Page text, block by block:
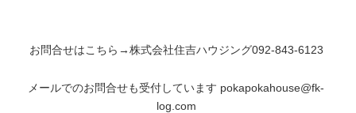
お問合せはこちら→株式会社住吉ハウジング092-843-6123
メールでのお問合せも受付しています pokapokahouse@fk-
log.com